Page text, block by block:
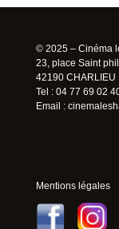
© 2025 – Cinéma
23, place Saint
42190 CHARLIEU
Tel : 04 77 69 02
Email :
Mentions légales